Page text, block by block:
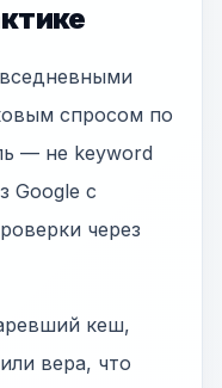
спросом по
— не keyword
Google с
через
кеш,
вера, что